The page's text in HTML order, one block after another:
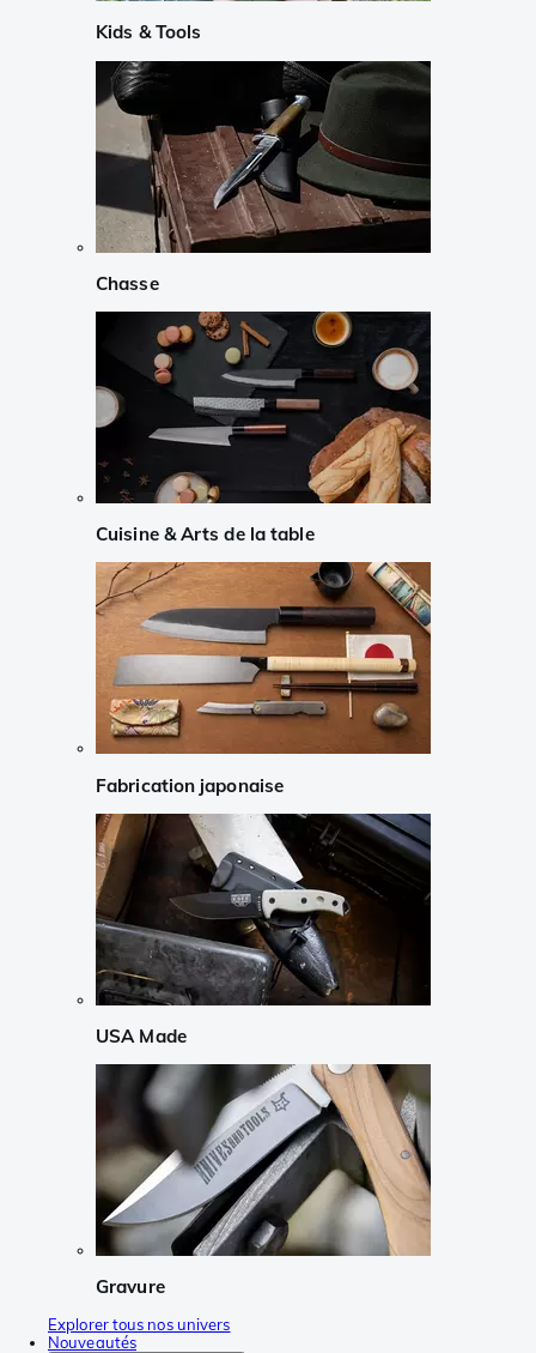
Kids & Tools
Chasse
Cuisine & Arts de la table
Fabrication japonaise
USA Made
Gravure
Explorer tous nos univers
Nouveautés